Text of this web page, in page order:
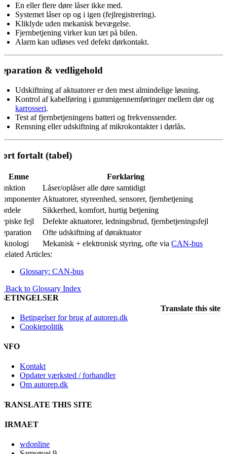
En eller flere døre låser ikke med.
Systemet låser op og i igen (fejlregistrering).
Kliklyde uden mekanisk bevægelse.
Fjernbetjening virker kun tæt på bilen.
Alarm kan udløses ved defekt dørkontakt.
& vedligehold
Udskiftning af aktuatorer er den mest almindelige løsning.
Kontrol af kabelføring i gummigennemføringer mellem dør og
karrosseri.
Test af fjernbetjeningens batteri og frekvenssender.
Rensning eller udskiftning af mikrokontakter i dørlås.
fortalt (tabel)
Emne
Forklaring
Låser/oplåser alle døre samtidigt
Aktuatorer, styreenhed, sensorer, fjernbetjening
Sikkerhed, komfort, hurtig betjening
fejl
Defekte aktuatorer, ledningsbrud, fjernbetjeningsfejl
Ofte udskiftning af døraktuator
Mekanisk + elektronisk styring, ofte viaCAN-bus
Related Articles:
Glossary: CAN-bus
« Back to Glossary Index
Translate this site
BETINGELSER
Betingelser for brug af autorep.dk
Cookiepolitik
INFO
Kontakt
Opdater værksted / forhandler
Om autorep.dk
TRANSLATE THIS SITE
FIRMAET
wdonline